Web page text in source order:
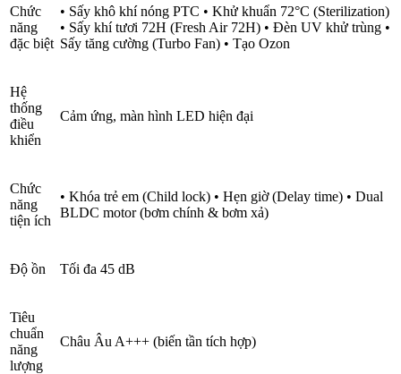
Chức
năng
đặc biệt
• Sấy khô khí nóng PTC • Khử khuẩn 72°C (Sterilization)
• Sấy khí tươi 72H (Fresh Air 72H) • Đèn UV khử trùng •
Sấy tăng cường (Turbo Fan) • Tạo Ozon
Hệ
thống
điều
khiển
Cảm ứng, màn hình LED hiện đại
Chức
năng
tiện ích
• Khóa trẻ em (Child lock) • Hẹn giờ (Delay time) • Dual
BLDC motor (bơm chính & bơm xả)
Độ ồn Tối đa 45 dB
Tiêu
chuẩn
năng
lượng
Châu Âu A+++ (biến tần tích hợp)